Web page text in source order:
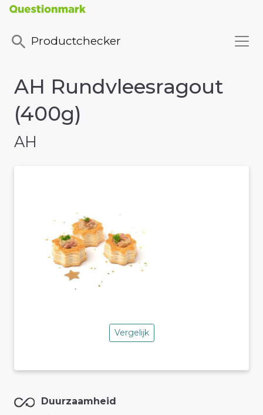
Productchecker
AH Rundvleesragout
(400g)
AH
Vergelijk
Duurzaamheid